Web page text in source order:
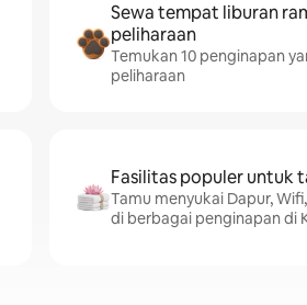
Sewa tempat liburan
peliharaan
Temukan 10 penginapan
peliharaan
Fasilitas populer untuk
Tamu menyukai Dapur,
di berbagai penginapan di